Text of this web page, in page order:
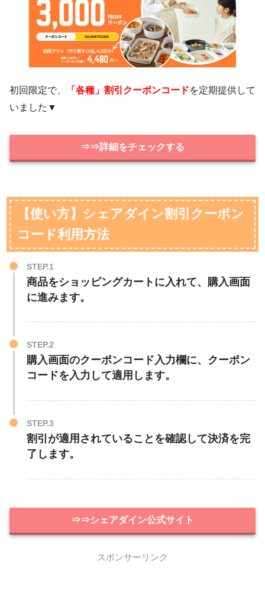
初回限定で、 「各種」割引クーポンコードを定期提供して
いました▼
⇒⇒詳細をチェックする
【使い方】シェアダイン割引クーポン
コード利用方法
STEP.1
商品をショッピングカートに入れて、購入画面
に進みます。
STEP.2
購入画面のクーポンコード入力欄に、クーポン
コードを入力して適用します。
STEP.3
割引が適用されていることを確認して決済を完
了します。
⇒⇒シェアダイン公式サイト
スポンサーリンク